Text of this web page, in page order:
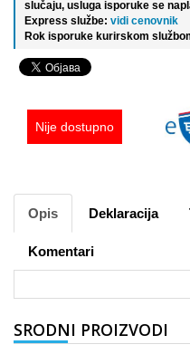
slučaju, usluga isporuke se
Express službe: vidi cenovnik
Rok isporuke kurirskom
Nije dostupno
Opis Deklaracija
Komentari
SRODNI PROIZVODI